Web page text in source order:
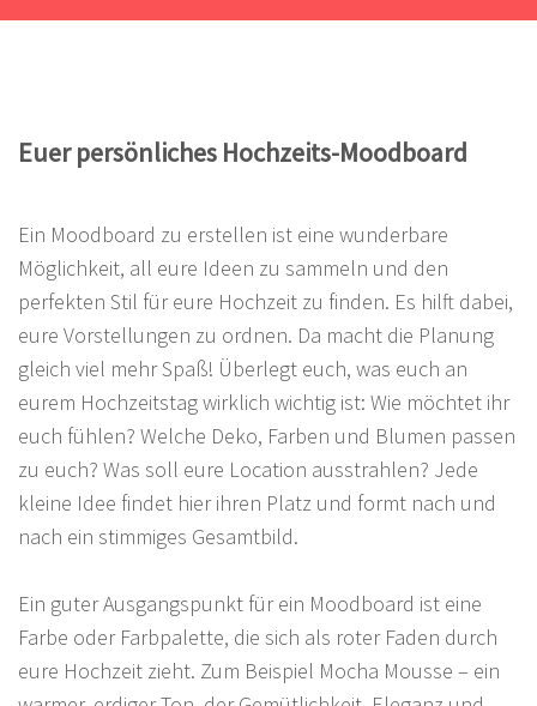
Euer persönliches Hochzeits-Moodboard
Ein Moodboard zu erstellen ist eine wunderbare
Möglichkeit, all eure Ideen zu sammeln und den
perfekten Stil für eure Hochzeit zu finden. Es hilft dabei,
eure Vorstellungen zu ordnen. Da macht die Planung
gleich viel mehr Spaß! Überlegt euch, was euch an
eurem Hochzeitstag wirklich wichtig ist: Wie möchtet ihr
euch fühlen? Welche Deko, Farben und Blumen passen
zu euch? Was soll eure Location ausstrahlen? Jede
kleine Idee findet hier ihren Platz und formt nach und
nach ein stimmiges Gesamtbild.
Ein guter Ausgangspunkt für ein Moodboard ist eine
Farbe oder Farbpalette, die sich als roter Faden durch
eure Hochzeit zieht. Zum Beispiel Mocha Mousse – ein